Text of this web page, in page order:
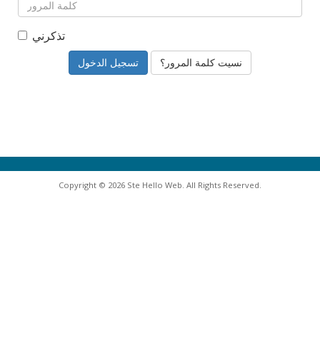
تذكرني
نسيت كلمة المرور؟
Copyright © 2026 Ste Hello Web. All Rights Reserved.